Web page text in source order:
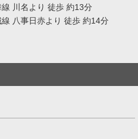
川名より 徒歩 約13分
八事日赤より 徒歩 約14分